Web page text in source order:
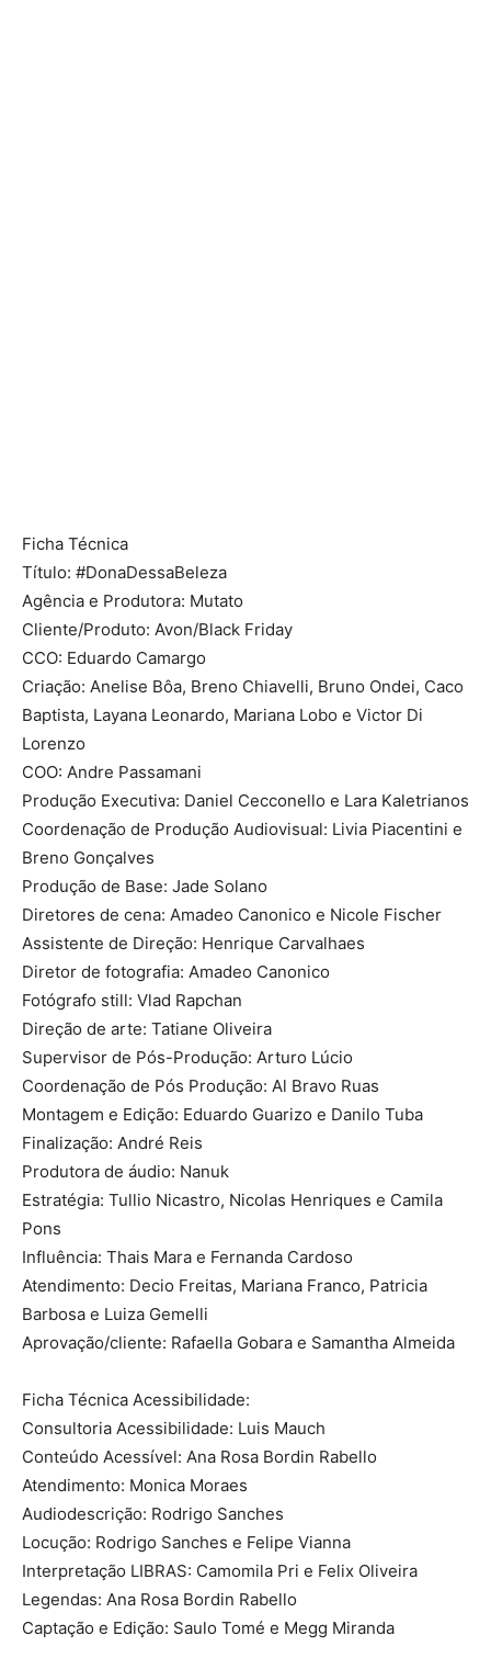
Ficha Técnica
Título: #DonaDessaBeleza
Agência e Produtora: Mutato
Cliente/Produto: Avon/Black Friday
CCO: Eduardo Camargo
Criação: Anelise Bôa, Breno Chiavelli, Bruno Ondei, Caco
Baptista, Layana Leonardo, Mariana Lobo e Victor Di
Lorenzo
COO: Andre Passamani
Produção Executiva: Daniel Cecconello e Lara Kaletrianos
Coordenação de Produção Audiovisual: Livia Piacentini e
Breno Gonçalves
Produção de Base: Jade Solano
Diretores de cena: Amadeo Canonico e Nicole Fischer
Assistente de Direção: Henrique Carvalhaes
Diretor de fotografia: Amadeo Canonico
Fotógrafo still: Vlad Rapchan
Direção de arte: Tatiane Oliveira
Supervisor de Pós-Produção: Arturo Lúcio
Coordenação de Pós Produção: Al Bravo Ruas
Montagem e Edição: Eduardo Guarizo e Danilo Tuba
Finalização: André Reis
Produtora de áudio: Nanuk
Estratégia: Tullio Nicastro, Nicolas Henriques e Camila
Pons
Influência: Thais Mara e Fernanda Cardoso
Atendimento: Decio Freitas, Mariana Franco, Patricia
Barbosa e Luiza Gemelli
Aprovação/cliente: Rafaella Gobara e Samantha Almeida
Ficha Técnica Acessibilidade:
Consultoria Acessibilidade: Luis Mauch
Conteúdo Acessível: Ana Rosa Bordin Rabello
Atendimento: Monica Moraes
Audiodescrição: Rodrigo Sanches
Locução: Rodrigo Sanches e Felipe Vianna
Interpretação LIBRAS: Camomila Pri e Felix Oliveira
Legendas: Ana Rosa Bordin Rabello
Captação e Edição: Saulo Tomé e Megg Miranda